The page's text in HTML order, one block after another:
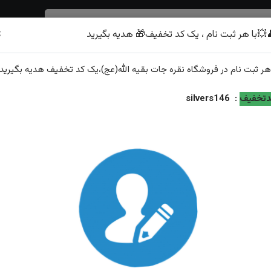
چنگی دست ساز
ویژگی‌های محصول
عیار نقره: ۹۲۵
توضیحات: ارسال و سایز رایگان همراه با هدیه زعفران قائنات از...
هر ثبت نام ، یک کد تخفیف🎁 هدیه بگیرید
ثبت نام در فروشگاه نقره جات بقیه الله(عج)،یک کد تخفیف هدیه
:
silvers146